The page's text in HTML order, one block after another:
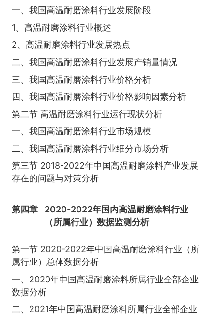
一、我国高温耐磨涂料行业发展阶段
1、高温耐磨涂料行业概述
2、高温耐磨涂料行业发展热点
二、我国高温耐磨涂料行业发展产销量情况
三、我国高温耐磨涂料行业价格分析
四、我国高温耐磨涂料行业价格影响因素分析
第二节 高温耐磨涂料行业运行现状分析
一、我国高温耐磨涂料行业市场规模
二、我国高温耐磨涂料行业细分市场分析
第三节 2018-2022年中国高温耐磨涂料产业发展
存在的问题与对策分析
第四章
2020-2022年国内高温耐磨涂料行业
（所属行业）数据监测分析
第一节 2020-2022年中国高温耐磨涂料行业（所
属行业）总体数据分析
一、2020年中国高温耐磨涂料所属行业全部企业
数据分析
二、2021年中国高温耐磨涂料所属行业全部企业